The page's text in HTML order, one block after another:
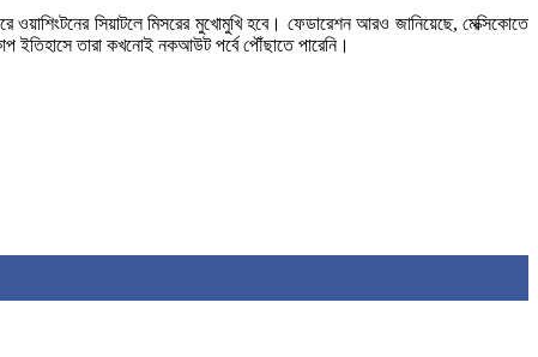
ওয়াশিংটনের সিয়াটলে মিসরের মুখোমুখি হবে। ফেডারেশন আরও জানিয়েছে, মেক্সিকোতে
ইতিহাসে তারা কখনোই নকআউট পর্বে পৌঁছাতে পারেনি।